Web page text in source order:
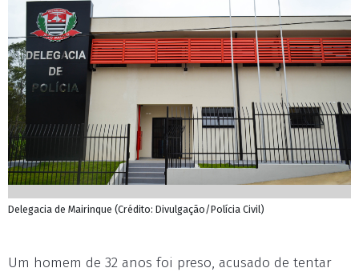
Delegacia de Mairinque (Crédito: Divulgação/Polícia Civil)
Um homem de 32 anos foi preso, acusado de tentar